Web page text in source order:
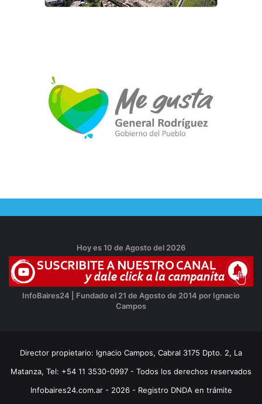
Hoy es 10 de Agosto del 2026
InfoBaires24 | Fundado el 21 de Agosto de 2014 por Ignacio
Campos
Director propietario: Ignacio Campos, Cabral 3175 Dpto. 2, La
Matanza, Tel: +54 11 3530-0997 - Todos los derechos reservados
Infobaires24.com.ar - 2026 - Registro DNDA en trámite